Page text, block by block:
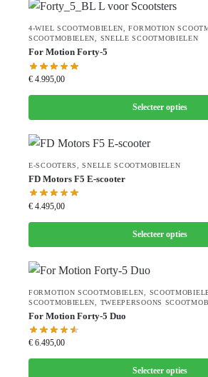
4-WIEL SCOOTMOBIELEN,FORMOTION
SCOOTMOBIELEN, SNELLE SCOOTMOBIELEN
For Motion Forty-5
€ 4.995,00
Selecteer opties
E-SCOOTERS ,SNELLE SCOOTMOBIELEN
FD Motors F5 E-scooter
€ 4.495,00
Selecteer opties
FORMOTION SCOOTMOBIELEN
SCOOTMOBIELEN
TWEEPERSOONS
For Motion Forty-5 Duo
€ 6.495,00
Selecteer opties